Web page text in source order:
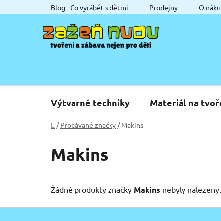
na
Blog - Co vyrábět s dětmi Prodejny O
Výtvarné techniky Materiál na
Domů
/ Prodávané značky / Makins
Makins
Žádné produkty značky Makins nebyly nalezeny...